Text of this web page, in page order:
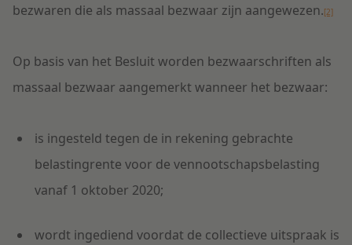
bezwaren die als massaal bezwaar zijn aangewezen.[2]
Op basis van het Besluit worden bezwaarschriften als
massaal bezwaar aangemerkt wanneer het bezwaar:
is ingesteld tegen de in rekening gebrachte
belastingrente voor de vennootschapsbelasting
vanaf 1 oktober 2020;
wordt ingediend voordat de collectieve uitspraak is